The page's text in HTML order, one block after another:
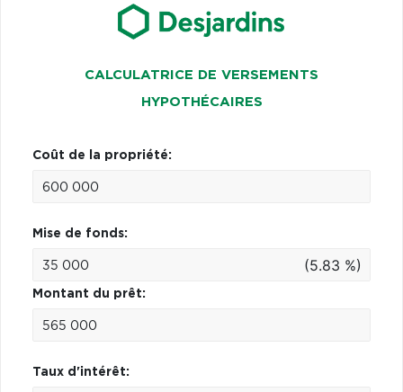
CALCULATRICE DE VERSEMENTS
HYPOTHÉCAIRES
Coût de la propriété:
Mise de fonds:
(5.83 %)
Montant du prêt:
Taux d'intérêt: